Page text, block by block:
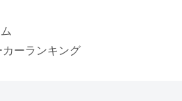
カーランキング